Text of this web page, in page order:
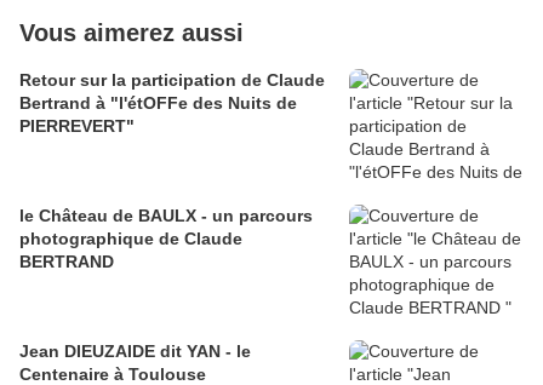
Vous aimerez aussi
Retour sur la participation de Claude
Bertrand à "l'étOFFe des Nuits de
PIERREVERT"
le Château de BAULX - un parcours
photographique de Claude
BERTRAND
Jean DIEUZAIDE dit YAN - le
Centenaire à Toulouse